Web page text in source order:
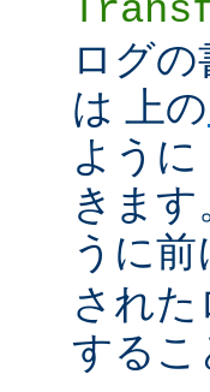
ログ
は 上の
ように
きま
うに前
された
するこ